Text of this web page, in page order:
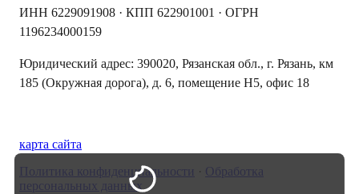
ИНН 6229091908 · КПП 622901001 · ОГРН
1196234000159
Юридический адрес: 390020, Рязанская обл., г. Рязань, км
185 (Окружная дорога), д. 6, помещение Н5, офис 18
карта сайта
Политика конфиденциальности · Обработка
персональных данных